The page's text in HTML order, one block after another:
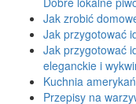
Jak zrobić
Jak przygotować
Jak przygotować
eleganckie i
Kuchnia
Przepisy na